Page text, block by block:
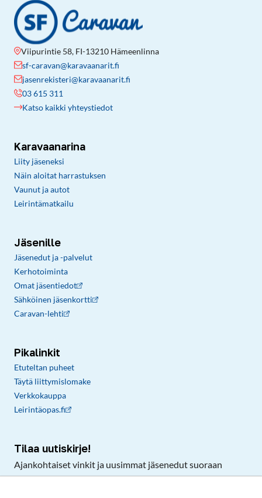
Viipurintie 58, FI-13210 Hämeenlinna
sf-caravan@karavaanarit.fi
jasenrekisteri@karavaanarit.fi
03 615 311
Katso kaikki yhteystiedot
Karavaanarina
Liity jäseneksi
Näin aloitat harrastuksen
Vaunut ja autot
Leirintämatkailu
Jäsenille
Jäsenedut ja -palvelut
Kerhotoiminta
Omat jäsentiedot
Sähköinen jäsenkortti
Caravan-lehti
Pikalinkit
Etuteltan puheet
Täytä liittymislomake
Verkkokauppa
Leirintäopas.fi
Tilaa uutiskirje!
Ajankohtaiset vinkit ja uusimmat jäsenedut suoraan